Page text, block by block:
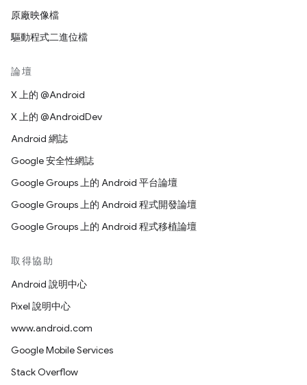
原廠映像檔
驅動程式二進位檔
論壇
X 上的 @Android
X 上的 @AndroidDev
Android 網誌
Google 安全性網誌
Google Groups 上的 Android 平台論壇
Google Groups 上的 Android 程式開發論壇
Google Groups 上的 Android 程式移植論壇
取得協助
Android 說明中心
Pixel 說明中心
www.android.com
Google Mobile Services
Stack Overflow